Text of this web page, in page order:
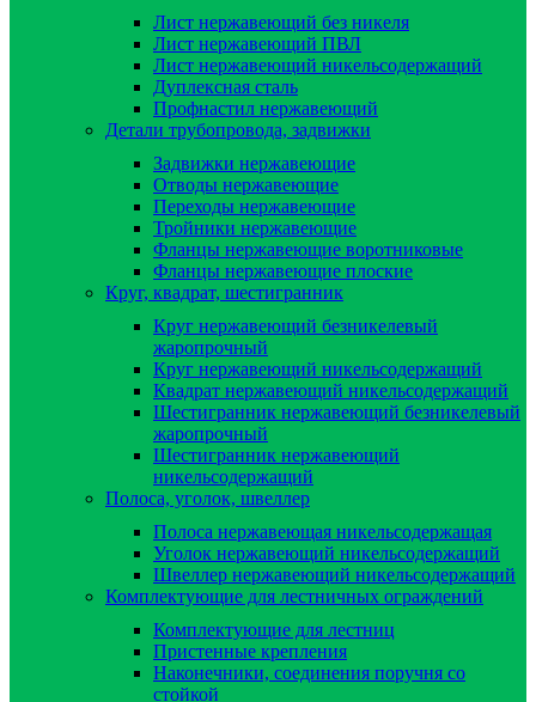
Лист нержавеющий без никеля
Лист нержавеющий ПВЛ
Лист нержавеющий никельсодержащий
Дуплексная сталь
Профнастил нержавеющий
Детали трубопровода, задвижки
Задвижки нержавеющие
Отводы нержавеющие
Переходы нержавеющие
Тройники нержавеющие
Фланцы нержавеющие воротниковые
Фланцы нержавеющие плоские
Круг, квадрат, шестигранник
Круг нержавеющий безникелевый
жаропрочный
Круг нержавеющий никельсодержащий
Квадрат нержавеющий никельсодержащий
Шестигранник нержавеющий безникелевый
жаропрочный
Шестигранник нержавеющий
никельсодержащий
Полоса, уголок, швеллер
Полоса нержавеющая никельсодержащая
Уголок нержавеющий никельсодержащий
Швеллер нержавеющий никельсодержащий
Комплектующие для лестничных ограждений
Комплектующие для лестниц
Пристенные крепления
Наконечники, соединения поручня со
стойкой